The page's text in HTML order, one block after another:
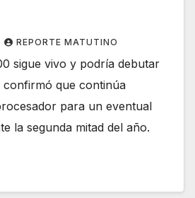
REPORTE MATUTINO
sigue vivo y podría debutar
confirmó que continúa
para un eventual
la segunda mitad del año.